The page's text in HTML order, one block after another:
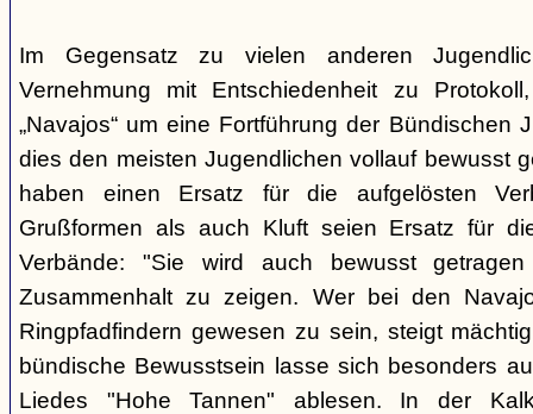
Im Gegensatz zu vielen anderen
Vernehmung mit Entschiedenheit zu
„Navajos“ um eine Fortführung der Bündischen
dies den meisten Jugendlichen vollauf bewusst
haben einen Ersatz für die aufgelösten
Grußformen als auch Kluft seien Ersatz für
Verbände: "Sie wird auch bewusst
Zusammenhalt zu zeigen. Wer bei den
Ringpfadfindern gewesen zu sein, steigt
bündische Bewusstsein lasse sich besonders
Liedes "Hohe Tannen" ablesen. In der